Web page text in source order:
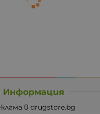
Информация
в drugstore.bg